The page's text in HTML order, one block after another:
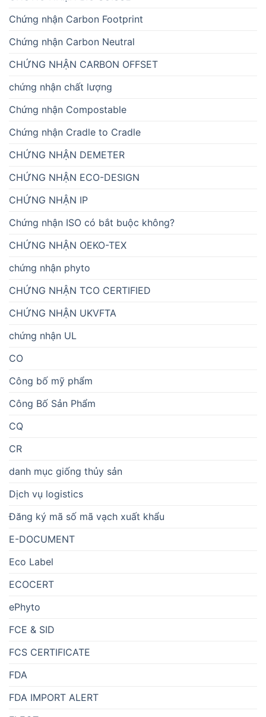
Chứng nhận Carbon Footprint
Chứng nhận Carbon Neutral
CHỨNG NHẬN CARBON OFFSET
chứng nhận chất lượng
Chứng nhận Compostable
Chứng nhận Cradle to Cradle
CHỨNG NHẬN DEMETER
CHỨNG NHẬN ECO-DESIGN
CHỨNG NHẬN IP
Chứng nhận ISO có bắt buộc không?
CHỨNG NHẬN OEKO-TEX
chứng nhận phyto
CHỨNG NHẬN TCO CERTIFIED
CHỨNG NHẬN UKVFTA
chứng nhận UL
CO
Công bố mỹ phẩm
Công Bố Sản Phẩm
CQ
CR
danh mục giống thủy sản
Dịch vụ logistics
Đăng ký mã số mã vạch xuất khẩu
E-DOCUMENT
Eco Label
ECOCERT
ePhyto
FCE & SID
FCS CERTIFICATE
FDA
FDA IMPORT ALERT